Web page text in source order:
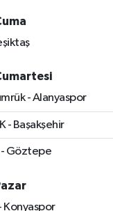
- Alanyaspor
- Başakşehir
- Göztepe
Konyaspor